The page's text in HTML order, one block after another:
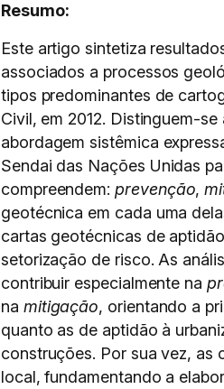
Resumo:
Este artigo sintetiza
associados a processos
tipos predominantes de
Civil, em 2012. Distinguem-
abordagem sistêmica
Sendai das Nações Unidas
compreendem:prevenção,
geotécnica em cada uma
cartas geotécnicas de
setorização de risco. As
contribuir especialmente na
na mitigação, orientando a
quanto as de aptidão à
construções. Por sua vez, as
local, fundamentando a